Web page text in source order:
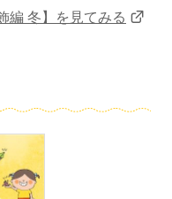
編 冬】を見てみる